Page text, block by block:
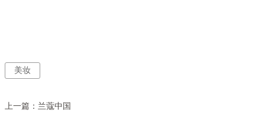
美妆
上一篇： 兰蔻中国